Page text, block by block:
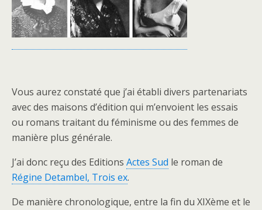
Vous aurez constaté que j’ai établi divers partenariats
avec des maisons d’édition qui m’envoient les essais
ou romans traitant du féminisme ou des femmes de
manière plus générale.
J’ai donc reçu des Editions Actes Sud le roman de
Régine Detambel, Trois ex.
De manière chronologique, entre la fin du XIXème et le